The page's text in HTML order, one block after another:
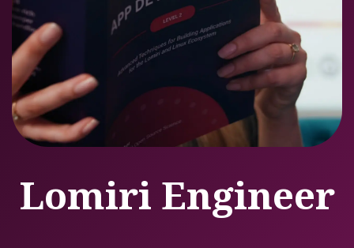
Lomiri Engineer